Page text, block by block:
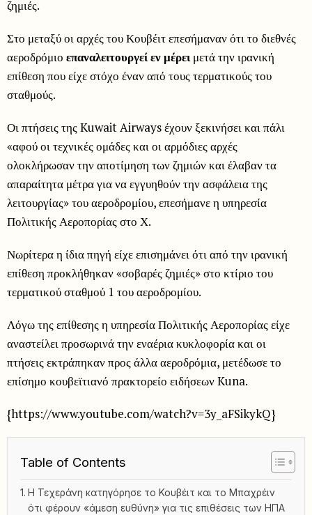
ζημιές.
Στο μεταξύ οι αρχές του Κουβέιτ επεσήμαναν ότι το διεθνές
αεροδρόμιο επαναλειτουργεί εν μέρειμετά την ιρανική
επίθεση που είχε στόχο έναν από τους τερματικούς του
σταθμούς.
Οι πτήσεις της Kuwait Airways έχουν ξεκινήσει και πάλι
«αφού οι τεχνικές ομάδες και οι αρμόδιες αρχές
ολοκλήρωσαν την αποτίμηση των ζημιών και έλαβαν τα
απαραίτητα μέτρα για να εγγυηθούν την ασφάλεια της
λειτουργίας» του αεροδρομίου, επεσήμανε η υπηρεσία
Πολιτικής Αεροπορίας στο Χ.
Νωρίτερα η ίδια πηγή είχε επισημάνει ότι από την ιρανική
επίθεση προκλήθηκαν «σοβαρές ζημιές» στο κτίριο του
τερματικού σταθμού 1 του αεροδρομίου.
Λόγω της επίθεσης η υπηρεσία Πολιτικής Αεροπορίας είχε
αναστείλει προσωρινά την εναέρια κυκλοφορία και οι
πτήσεις εκτράπηκαν προς άλλα αεροδρόμια, μετέδωσε το
επίσημο κουβεϊτιανό πρακτορείο ειδήσεων Kuna.
{https://www.youtube.com/watch?v=3y_aFSikykQ}
Table of Contents
Η Τεχεράνη κατηγόρησε το Κουβέιτ και το Μπαχρέιν
ότι φέρουν «άμεση ευθύνη» για τις επιθέσεις των ΗΠΑ